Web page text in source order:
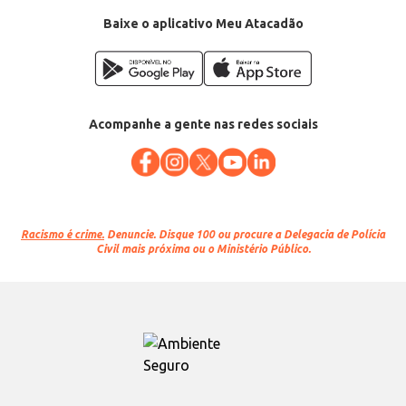
Baixe o aplicativo Meu Atacadão
Acompanhe a gente nas redes sociais
Racismo é crime. Denuncie. Disque 100 ou procure a Delegacia de Polícia
Civil mais próxima ou o Ministério Público.